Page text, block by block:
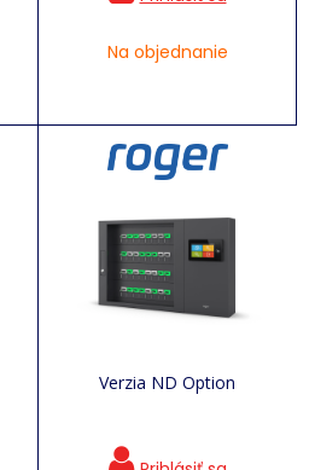
Na objednanie
Verzia ND Option